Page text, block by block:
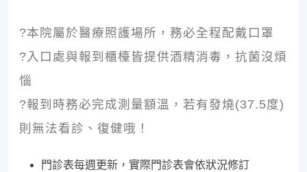
?本院屬於醫療照護場所，務必全程配戴口罩
?入口處與報到櫃檯皆提供酒精消毒，抗菌沒煩
惱
?報到時務必完成測量額溫，若有發燒(37.5度)
則無法看診、復健哦！
門診表每週更新，實際門診表會依狀況修訂